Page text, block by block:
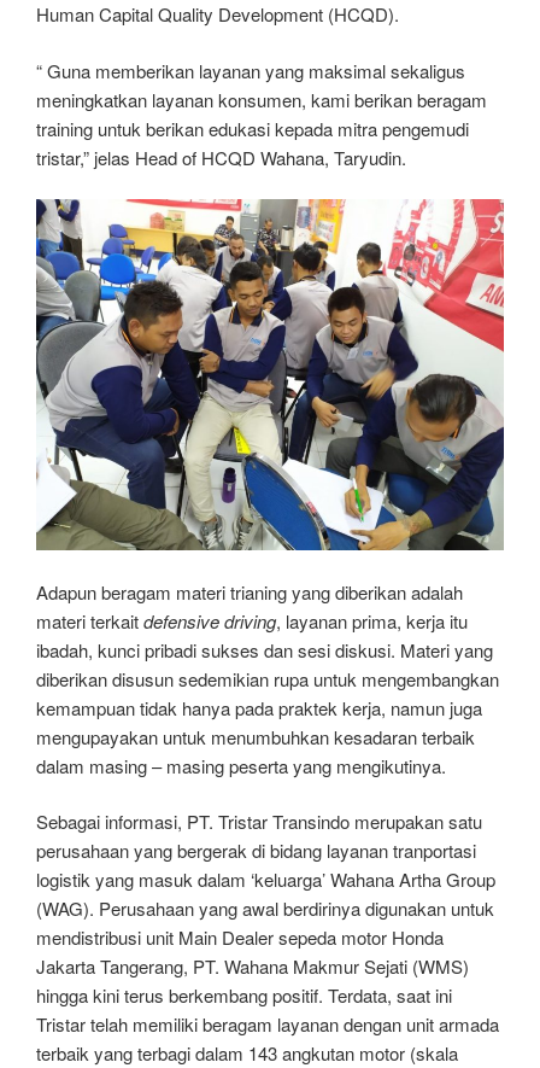
Human Capital Quality Development (HCQD).
“ Guna memberikan layanan yang maksimal sekaligus
meningkatkan layanan konsumen, kami berikan beragam
training untuk berikan edukasi kepada mitra pengemudi
tristar,” jelas Head of HCQD Wahana, Taryudin.
Adapun beragam materi trianing yang diberikan adalah
materi terkaitdefensive driving, layanan prima, kerja itu
ibadah, kunci pribadi sukses dan sesi diskusi. Materi yang
diberikan disusun sedemikian rupa untuk mengembangkan
kemampuan tidak hanya pada praktek kerja, namun juga
mengupayakan untuk menumbuhkan kesadaran terbaik
dalam masing – masing peserta yang mengikutinya.
Sebagai informasi, PT. Tristar Transindo merupakan satu
perusahaan yang bergerak di bidang layanan tranportasi
logistik yang masuk dalam ‘keluarga’ Wahana Artha Group
(WAG). Perusahaan yang awal berdirinya digunakan untuk
mendistribusi unit Main Dealer sepeda motor Honda
Jakarta Tangerang, PT. Wahana Makmur Sejati (WMS)
hingga kini terus berkembang positif. Terdata, saat ini
Tristar telah memiliki beragam layanan dengan unit armada
terbaik yang terbagi dalam 143 angkutan motor (skala